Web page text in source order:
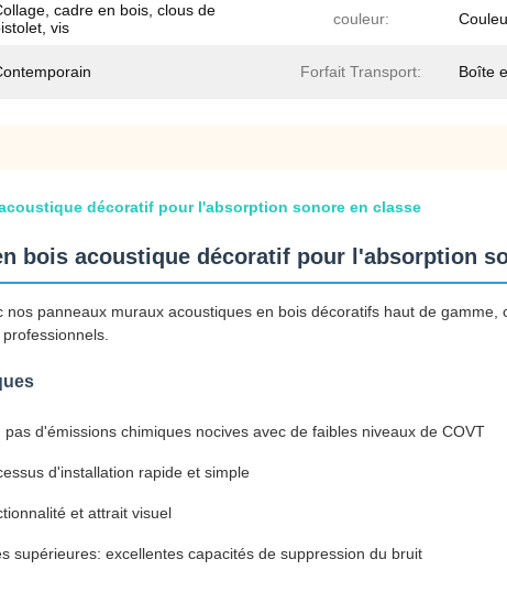
cadre en bois, clous de
vis
couleur:
Forfait Transport: Boîte
décoratif pour l'absorption sonore en classe
bois acoustique décoratif pour l'absorption
nos panneaux muraux acoustiques en bois décoratifs haut de
d'émissions chimiques nocives avec de faibles niveaux de COVT
d'installation rapide et simple
et attrait visuel
supérieures: excellentes capacités de suppression du bruit